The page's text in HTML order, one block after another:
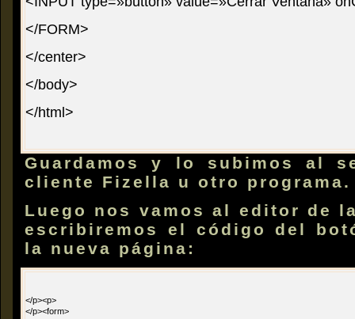
</FORM>
</center>
</body>
</html>
Guardamos y lo subimos al
cliente Fizella u otro
Luego nos vamos al editor de
escribiremos el código del
la nueva página:
</p><p>
</p><form>